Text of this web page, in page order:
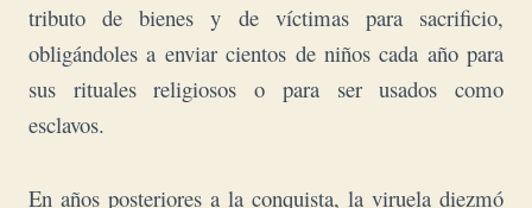
tributo de bienes y de víctimas para sacrificio,
obligándoles a enviar cientos de niños cada año para
sus rituales religiosos o para ser usados como
esclavos.
En años posteriores a la conquista, la viruela diezmó